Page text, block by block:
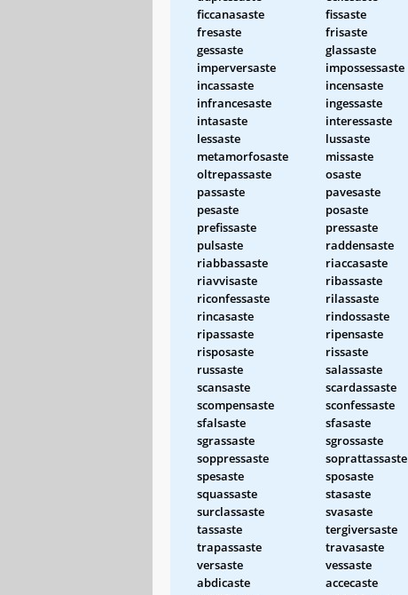
ficcanasaste
fissaste
fresaste
frisaste
gessaste
glassaste
imperversaste
impossessaste
incassaste
incensaste
infrancesaste
ingessaste
intasaste
interessaste
lessaste
lussaste
metamorfosaste
missaste
oltrepassaste
osaste
passaste
pavesaste
pesaste
posaste
prefissaste
pressaste
pulsaste
raddensaste
riabbassaste
riaccasaste
riavvisaste
ribassaste
riconfessaste
rilassaste
rincasaste
rindossaste
ripassaste
ripensaste
risposaste
rissaste
russaste
salassaste
scansaste
scardassaste
scompensaste
sconfessaste
sfalsaste
sfasaste
sgrassaste
sgrossaste
soppressaste
soprattassaste
spesaste
sposaste
squassaste
stasaste
surclassaste
svasaste
tassaste
tergiversaste
trapassaste
travasaste
versaste
vessaste
abdicaste
accecaste